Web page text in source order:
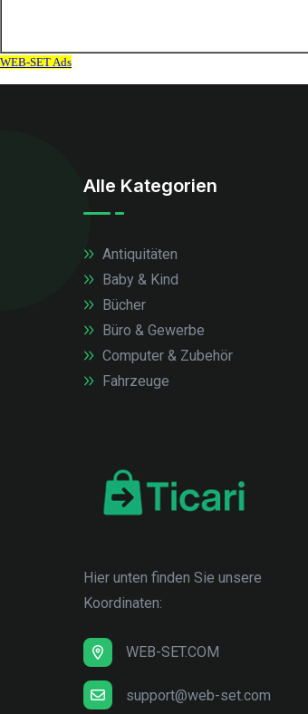
Alle Kategorien
Antiquitäten
Baby & Kind
Bücher
Büro & Gewerbe
Computer & Zubehör
Fahrzeuge
Hier unten finden Sie unsere
Koordinaten:
WEB-SET.COM
support@web-set.com